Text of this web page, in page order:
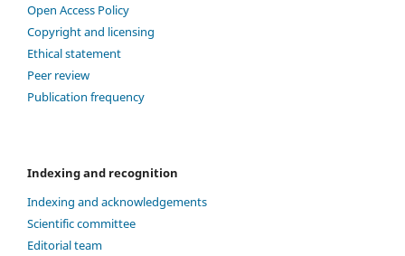
Open Access Policy
Copyright and licensing
Ethical statement
Peer review
Publication frequency
Indexing and recognition
Indexing and acknowledgements
Scientific committee
Editorial team